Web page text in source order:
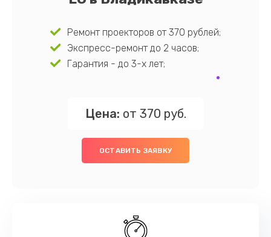
Ремонт проекторов от 370 рублей;
Экспресс-ремонт до 2 часов;
Гарантия - до 3-х лет;
Цена: от 370 руб.
ОСТАВИТЬ ЗАЯВКУ